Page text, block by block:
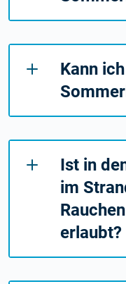
Kann
Ist in
im
erlaubt?